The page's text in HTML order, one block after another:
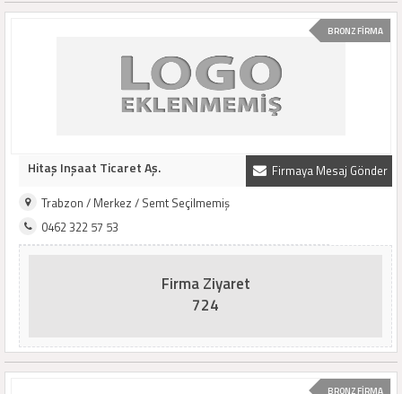
BRONZ FİRMA
Firmaya Mesaj Gönder
Hitaş Inşaat Ticaret Aş.
Trabzon / Merkez / Semt Seçilmemiş
0462 322 57 53
Firma Ziyaret
724
BRONZ FİRMA